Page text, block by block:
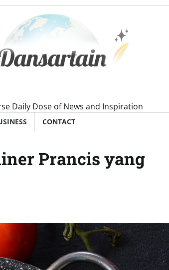
Daily Dose of News and Inspiration
CONTACT
Prancis yang